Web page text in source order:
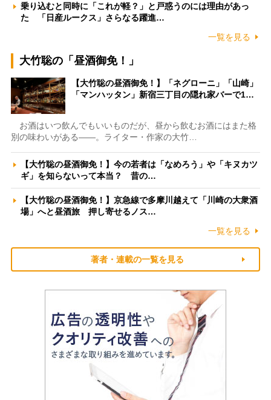
乗り込むと同時に「これが軽？」と戸惑うのには理由があっ
た 「日産ルークス」さらなる躍進…
一覧を見る
大竹聡の「昼酒御免！」
【大竹聡の昼酒御免！】「ネグローニ」「山崎」
「マンハッタン」新宿三丁目の隠れ家バーで1…
お酒はいつ飲んでもいいものだが、昼から飲むお酒にはまた格
別の味わいがある――。ライター・作家の大竹…
【大竹聡の昼酒御免！】今の若者は「なめろう」や「キヌカツ
ギ」を知らないって本当？ 昔の…
【大竹聡の昼酒御免！】京急線で多摩川越えて「川崎の大衆酒
場」へと昼酒旅 押し寄せるノス…
一覧を見る
著者・連載の一覧を見る